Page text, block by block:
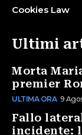
Cookies Law
Ultimi
Morta
premier
ULTIMA ORA 9
Fallo
incidente: